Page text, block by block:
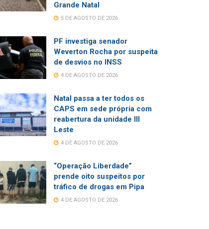
Grande Natal
5 DE AGOSTO DE 2026
PF investiga senador
Weverton Rocha por suspeita
de desvios no INSS
4 DE AGOSTO DE 2026
Natal passa a ter todos os
CAPS em sede própria com
reabertura da unidade III
Leste
4 DE AGOSTO DE 2026
“Operação Liberdade”
prende oito suspeitos por
tráfico de drogas em Pipa
4 DE AGOSTO DE 2026